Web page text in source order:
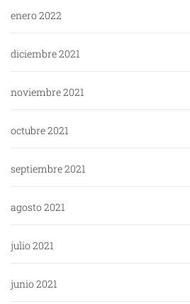
enero 2022
diciembre 2021
noviembre 2021
octubre 2021
septiembre 2021
agosto 2021
julio 2021
junio 2021